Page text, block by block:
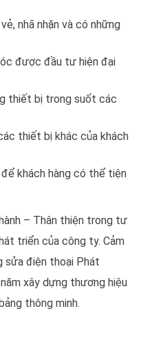
nhã nhặn và có những
được đầu tư hiện đại
thiết bị trong suốt các
thiết bị khác của khách
khách hàng có thể tiện
– Thân thiện trong tư
triển của công ty. Cảm
sửa điện thoại Phát
xây dựng thương hiệu
thông minh.